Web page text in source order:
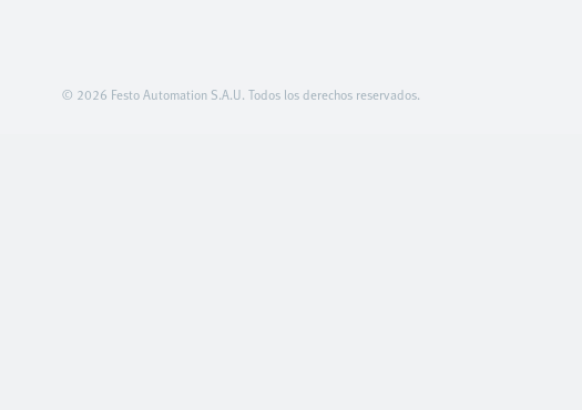
© 2026 Festo Automation S.A.U. Todos los derechos reservados.